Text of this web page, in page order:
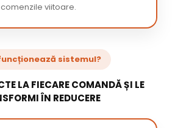
comenzile viitoare.
sistemul?
LA FIECARE COMANDĂ ȘI LE
ÎN REDUCERE